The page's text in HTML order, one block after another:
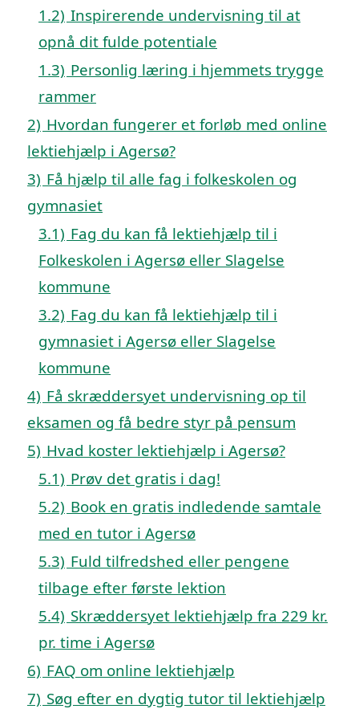
1.2) Inspirerende undervisning til at
opnå dit fulde potentiale
1.3) Personlig læring i hjemmets trygge
rammer
2) Hvordan fungerer et forløb med online
lektiehjælp i Agersø?
3) Få hjælp til alle fag i folkeskolen og
gymnasiet
3.1) Fag du kan få lektiehjælp til i
Folkeskolen i Agersø eller Slagelse
kommune
3.2) Fag du kan få lektiehjælp til i
gymnasiet i Agersø eller Slagelse
kommune
4) Få skræddersyet undervisning op til
eksamen og få bedre styr på pensum
5) Hvad koster lektiehjælp i Agersø?
5.1) Prøv det gratis i dag!
5.2) Book en gratis indledende samtale
med en tutor i Agersø
5.3) Fuld tilfredshed eller pengene
tilbage efter første lektion
5.4) Skræddersyet lektiehjælp fra 229 kr.
pr. time i Agersø
6) FAQ om online lektiehjælp
7) Søg efter en dygtig tutor til lektiehjælp